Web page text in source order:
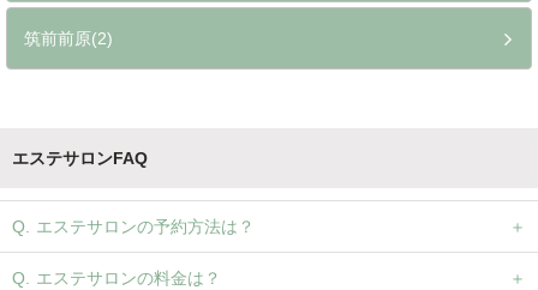
筑前前原(2)
エステサロンFAQ
エステサロンの予約方法は？
エステサロンの料金は？